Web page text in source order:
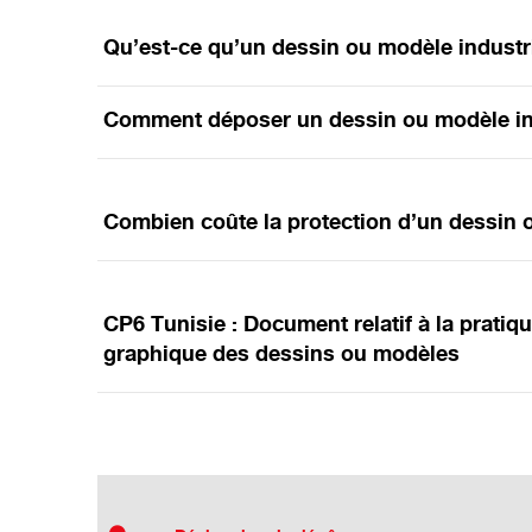
Qu’est-ce qu’un dessin ou modèle
Comment déposer un dessin ou modèle
Combien coûte la protection d’un dessin
CP6 Tunisie : Document relatif à la
graphique des dessins ou modèles